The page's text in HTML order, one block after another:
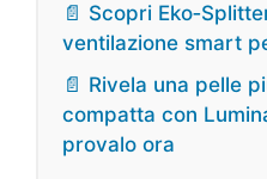
📄 Scopri
ventilazione smart
📄 Rivela una pelle
compatta con
provalo ora